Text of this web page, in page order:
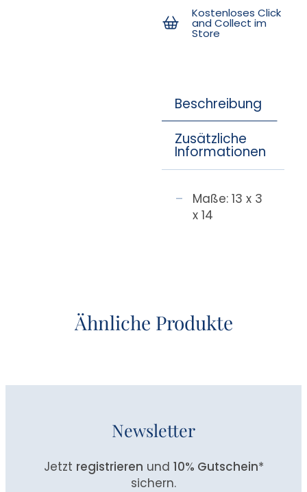
Kostenloses Click
and Collect im
Store
Beschreibung
Zusätzliche
Informationen
Maße: 13 x 3
x 14
Ähnliche Produkte
Newsletter
Jetzt registrieren und 10% Gutschein*
sichern.